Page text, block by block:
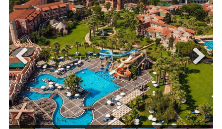
ОЩЕ
ЗА НАС
КОНТАКТИ
ФИРМЕНИ ДОКУМЕНТИ
0700 144 34 Запитване
ПОСЛЕДВАЙТЕ НИ